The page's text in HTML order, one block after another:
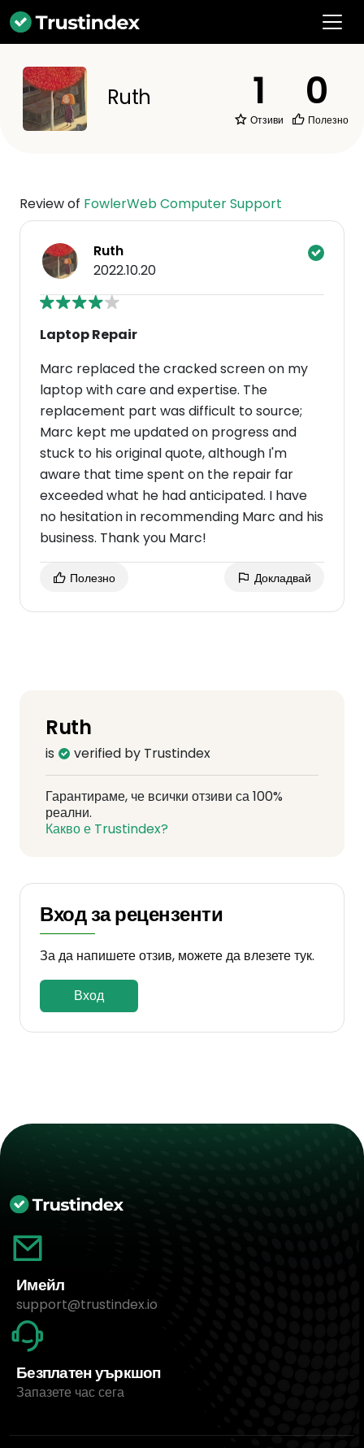
Ruth 1
Отзиви
0
Полезно
Review of FowlerWeb Computer Support
Ruth
2022.10.20
Laptop Repair
Marc replaced the cracked screen on my
laptop with care and expertise. The
replacement part was difficult to source;
Marc kept me updated on progress and
stuck to his original quote, although I'm
aware that time spent on the repair far
exceeded what he had anticipated. I have
no hesitation in recommending Marc and his
business. Thank you Marc!
Полезно Докладвай
Ruth
is verified by Trustindex
Гарантираме, че всички отзиви са 100%
реални.
Какво е Trustindex?
Вход за рецензенти
За да напишете отзив, можете да влезете тук.
Вход
Имейл
support@trustindex.io
Безплатен уъркшоп
Запазете час сега